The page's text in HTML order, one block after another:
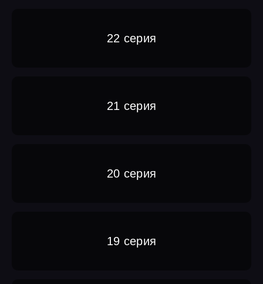
22 серия
21 серия
20 серия
19 серия